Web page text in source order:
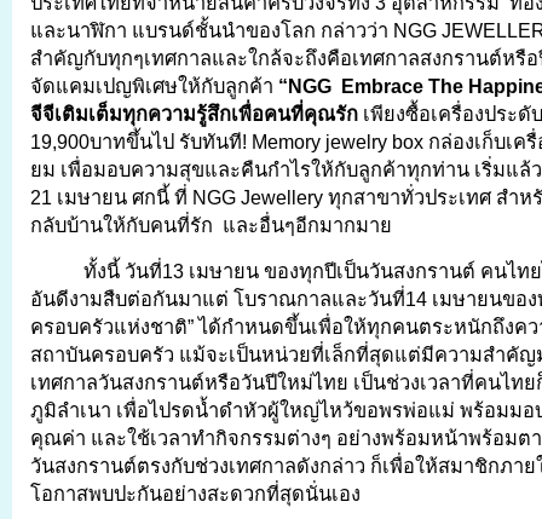
และนาฬิกา แบรนด์ชั้นนำของโลก กล่าวว่า NGG
สำคัญกับทุกๆเทศกาลและใกล้จะถึงคือเทศกาลสงกรานต์หรื
จัดแคมเปญพิเศษให้กับลูกค้า “NGG Embrace The
จีจีเติมเต็มทุกความรู้สึกเพื่อคนที่คุณรัก เพียงซื้อเครื่องประ
19,900บาทขึ้นไป รับทันที! Memory jewelry box กล่องเก็บเค
ยม เพื่อมอบความสุขและคืนกำไรให้กับลูกค้าทุกท่าน เริ่มแล้
21 เมษายน ศกนี้ ที่ NGG Jewellery ทุกสาขาทั่วประเทศ สำ
กลับบ้านให้กับคนที่รัก และอื่นๆอีกมากมาย
ทั้งนี้ วันที่13 เมษายน ของทุกปีเป็นวันสงกรานต์ คนไท
อันดีงามสืบต่อกันมาแต่ โบราณกาลและวันที่14 เมษายนของ
ครอบครัวแห่งชาติ” ได้กำหนดขึ้นเพื่อให้ทุกคนตระหนักถึงค
สถาบันครอบครัว แม้จะเป็นหน่วยที่เล็กที่สุดแต่มีความสำคัญ
เทศกาลวันสงกรานต์หรือวันปีใหม่ไทย เป็นช่วงเวลาที่คนไท
ภูมิลำเนา เพื่อไปรดน้ำดำหัวผู้ใหญ่ไหว้ขอพรพ่อแม่ พร้อมม
คุณค่า และใช้เวลาทำกิจกรรมต่างๆ อย่างพร้อมหน้าพร้อมต
วันสงกรานต์ตรงกับช่วงเทศกาลดังกล่าว ก็เพื่อให้สมาชิกภา
โอกาสพบปะกันอย่างสะดวกที่สุดนั่นเอง